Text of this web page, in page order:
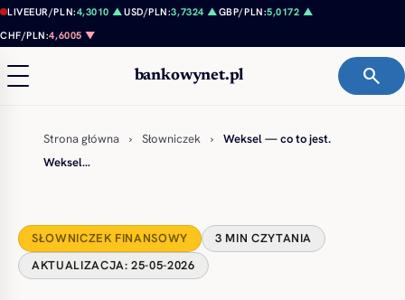
Przejdź do treści
LIVEEUR/PLN:4,3010 ▲USD/PLN:3,7324 ▲GBP/PLN:5,0172 ▲
CHF/PLN:4,6005 ▼
bankowynet.pl search
Strona główna › Słowniczek ›
Weksel — co to jest.
Weksel…
SŁOWNICZEK FINANSOWY
3 MIN CZYTANIA
AKTUALIZACJA: 25-05-2026